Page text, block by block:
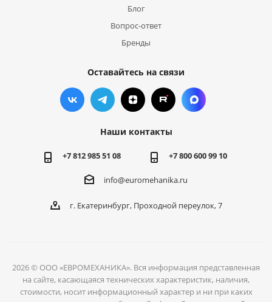
Блог
Вопрос-ответ
Бренды
Оставайтесь на связи
Наши контакты
+7 812 985 51 08 +7 800 600 99 10
info@euromehanika.ru
г. Екатеринбург, Проходной переулок, 7
2026 © ООО «ЕВРОМЕХАНИКА». Вся информация представленная
на сайте, касающаяся технических характеристик, наличия,
стоимости, носит информационный характер и ни при каких